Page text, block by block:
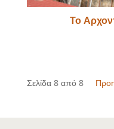
Το
Σελίδα 8 από 8